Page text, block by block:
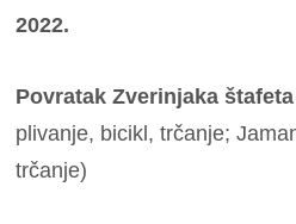
2022.
Povratak Zverinjaka štafeta
plivanje, bicikl, trčanje;
trčanje)